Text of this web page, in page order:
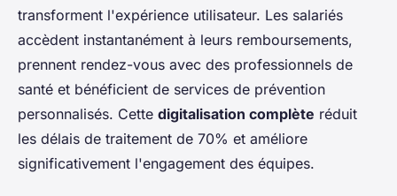
transforment l'expérience utilisateur. Les salariés
accèdent instantanément à leurs remboursements,
prennent rendez-vous avec des professionnels de
santé et bénéficient de services de prévention
personnalisés. Cette digitalisation complète réduit
les délais de traitement de 70% et améliore
significativement l'engagement des équipes.